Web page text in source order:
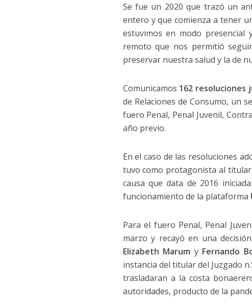
Se fue un 2020 que trazó un
entero y que comienza a tener
estuvimos en modo presencial
remoto que nos permitió
preservar nuestra salud y la de
Comunicamos 162 resoluciones
de Relaciones de Consumo, un
fuero Penal, Penal Juvenil,
año previo.
En el caso de las resoluciones
tuvo como protagonista al titular
causa que data de 2016
funcionamiento de la plataforma
Para el fuero Penal, Penal
marzo y recayó en una
Elizabeth Marum y Fernando
instancia del titular del Juzgado
trasladaran a la costa
autoridades, producto de la